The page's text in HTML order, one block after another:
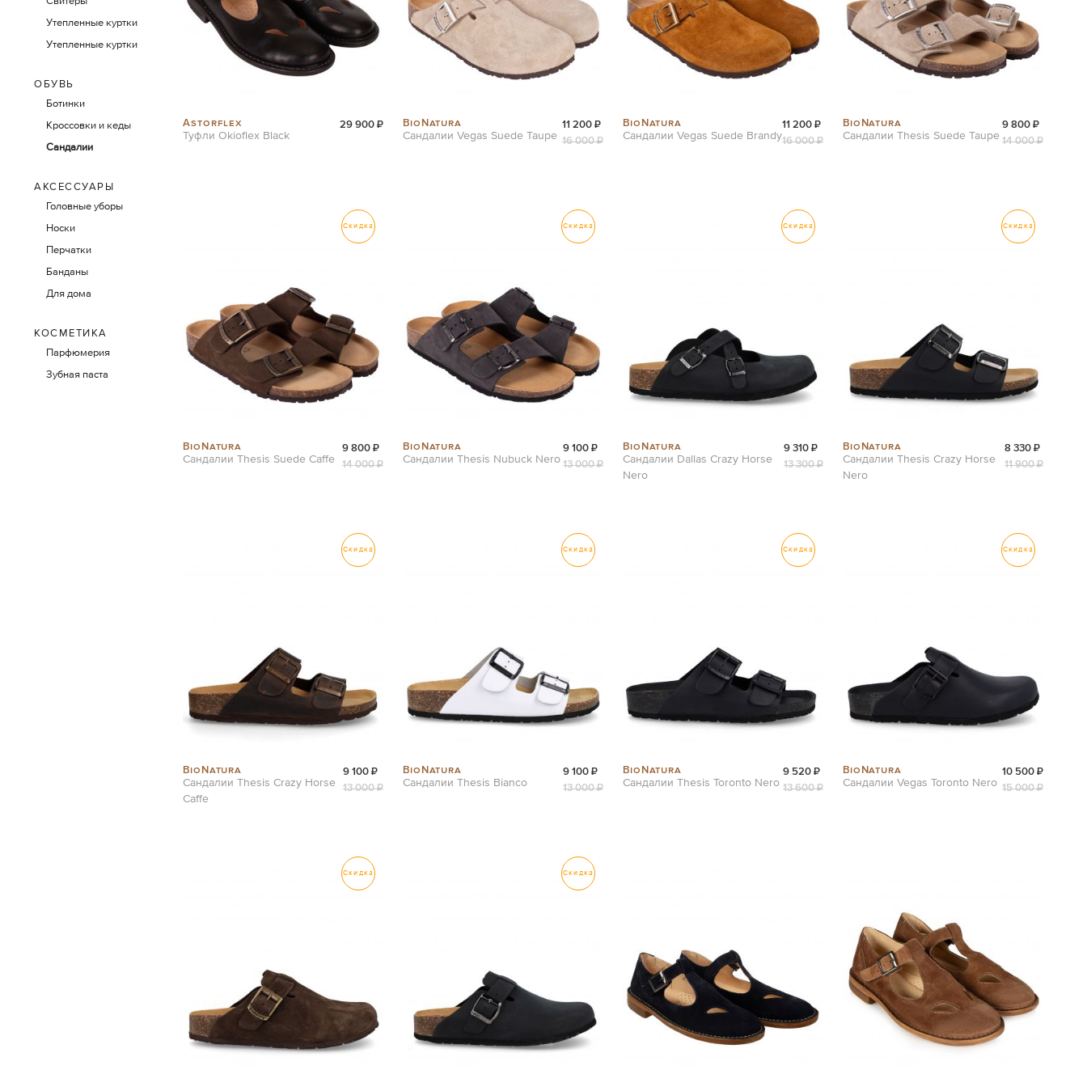
Утепленные куртки
Утепленные куртки
ОБУВЬ
Ботинки
Кроссовки и кеды
Сандалии
АКСЕССУАРЫ
Головные уборы
Носки
Перчатки
Банданы
Для дома
КОСМЕТИКА
Парфюмерия
Зубная паста
Astorflex 29 900 ₽
Туфли Okioflex Black
BioNatura
11 200 ₽
16 000 ₽
Сандалии Vegas Suede Taupe
BioNatura
11 200 ₽
16 000 ₽
Сандалии Vegas Suede Brandy
BioNatura
9 800 ₽
14 000 ₽
Сандалии Thesis Suede Taupe
Скидка
BioNatura
9 800 ₽
14 000 ₽
Сандалии Thesis Suede Caffe
Скидка
BioNatura
9 100 ₽
13 000 ₽
Сандалии Thesis Nubuck Nero
Скидка
BioNatura
9 310 ₽
13 300 ₽
Сандалии Dallas Crazy Horse
Nero
Скидка
BioNatura
8 330 ₽
11 900 ₽
Сандалии Thesis Crazy Horse
Nero
Скидка
BioNatura
9 100 ₽
13 000 ₽
Сандалии Thesis Crazy Horse
Caffe
Скидка
BioNatura
9 100 ₽
13 000 ₽
Сандалии Thesis Bianco
Скидка
BioNatura
9 520 ₽
13 600 ₽
Сандалии Thesis Toronto Nero
Скидка
BioNatura
10 500 ₽
15 000 ₽
Сандалии Vegas Toronto Nero
Скидка Скидка